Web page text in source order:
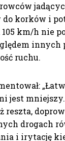
do korków i
km/h nie
innych
ruchu.
jest
reszta,
drogach
i irytację